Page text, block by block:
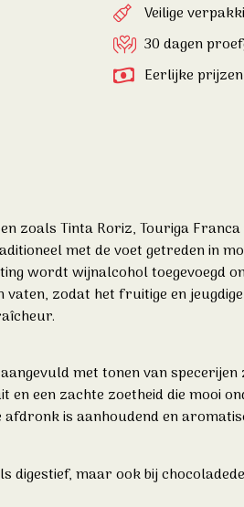
Veilige
30 dagen
Eerlijke prijzen
zoals Tinta Roriz, Touriga
met de voet getreden in
wordt wijnalcohol toegevoegd
zodat het fruitige en
met tonen van
een zachte zoetheid die mooi
is aanhoudend en
digestief, maar ook bij